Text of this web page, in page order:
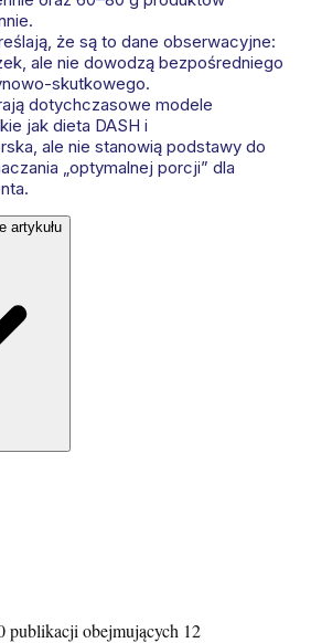
że są to dane obserwacyjne:
ale nie dowodzą bezpośredniego
skutkowego.
dotychczasowe modele
jak dieta DASH i
ale nie stanowią podstawy do
„optymalnej porcji” dla
artykułu
publikacji obejmujących 12